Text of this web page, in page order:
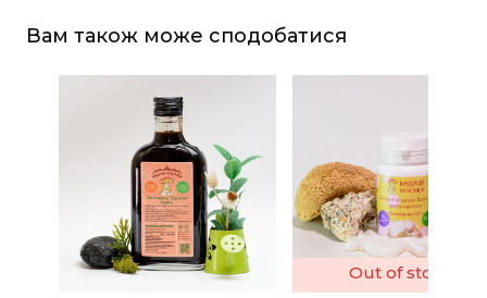
Вам також може сподобатися
Out of stock